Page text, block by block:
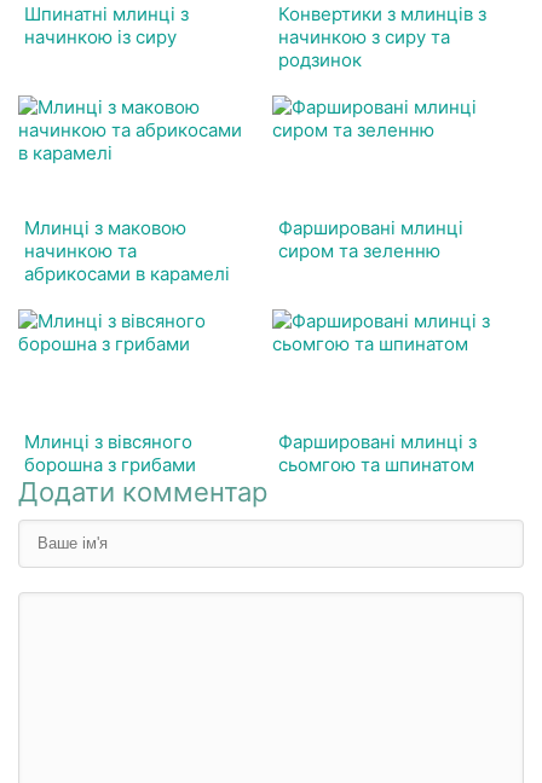
Шпинатні млинці з
начинкою із сиру
Конвертики з млинців з
начинкою з сиру та
родзинок
Млинці з маковою
начинкою та
абрикосами в карамелі
Фаршировані млинці
сиром та зеленню
Млинці з вівсяного
борошна з грибами
Фаршировані млинці з
сьомгою та шпинатом
Додати комментар